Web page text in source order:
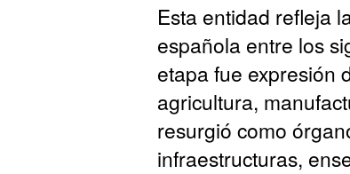
Esta entidad refleja
española entre los
etapa fue expresión
agricultura,
resurgió como
infraestructuras,